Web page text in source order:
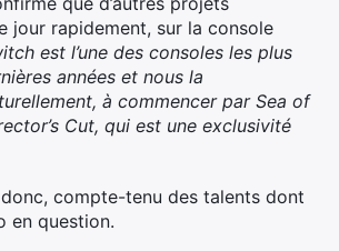
jour rapidement, sur la console
est l’une des consoles les plus
années et nous la
à commencer par Sea of
Cut, qui est une exclusivité
compte-tenu des talents dont
en question.